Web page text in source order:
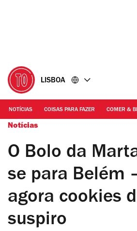
LISBOA
NOTÍCIAS COISAS PARA FAZER COMER &
Notícias
O Bolo da
se para Belém
agora cookies
suspiro